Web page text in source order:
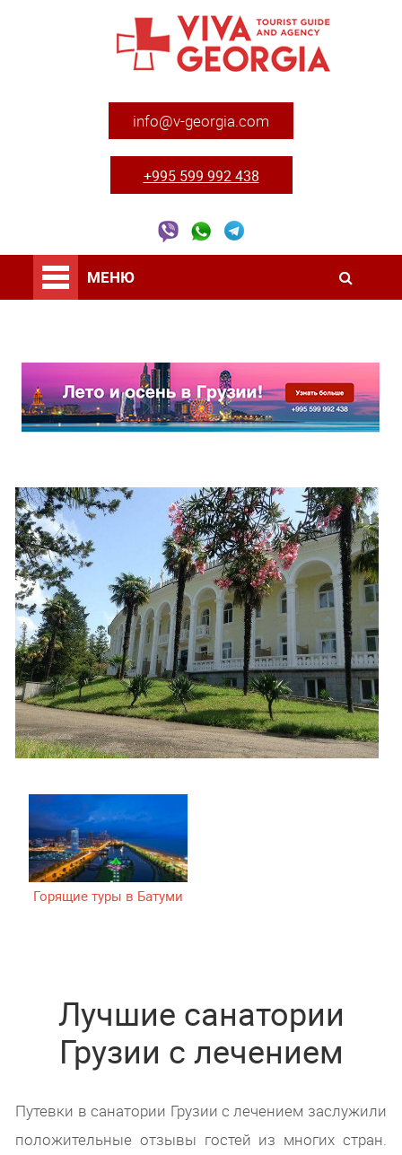
info@v-georgia.com
+995 599 992 438
МЕНЮ
Горящие туры в Батуми
Лучшие санатории
Грузии с лечением
Путевки в санатории Грузии с лечением заслужили
положительные отзывы гостей из многих стран.